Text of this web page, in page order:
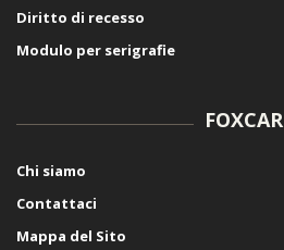
Diritto di recesso
Modulo per serigrafie
FOXCAR
Chi siamo
Contattaci
Mappa del Sito